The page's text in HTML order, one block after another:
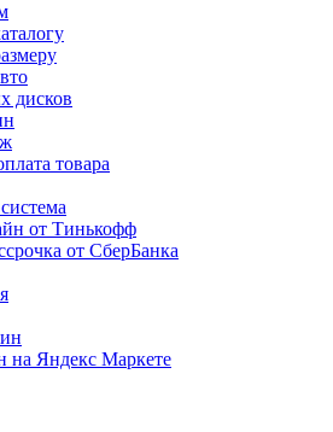
дисков
товара
от Тинькофф
от СберБанка
на Яндекс Маркете